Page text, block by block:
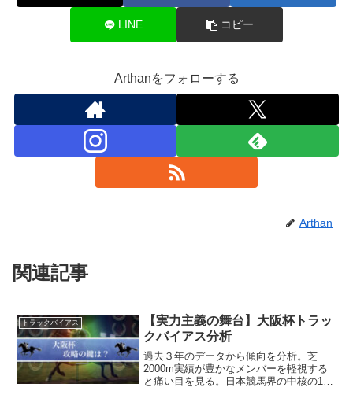
LINE コピー
Arthanをフォローする
Arthan
関連記事
トラックバイアス
【実力主義の舞台】大阪杯トラッ
クバイアス分析
過去３年のデータから傾向を分析。芝
2000m実績が豊かなメンバーを軽視する
と痛い目を見る。日本競馬界の中核の1角